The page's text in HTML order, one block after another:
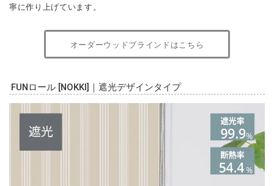
寧に作り上げています。
オーダーウッドブラインドはこちら
FUNロール [NOKKI]｜遮光デザインタイプ